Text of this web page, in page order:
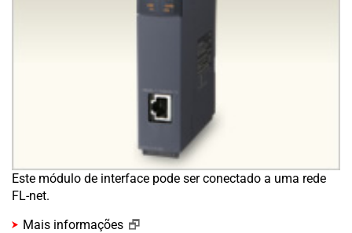
Este módulo de interface pode ser conectado a uma rede
FL-net.
Mais informações